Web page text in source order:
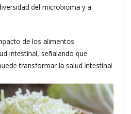
del microbioma y a
de los alimentos
intestinal, señalando que
transformar la salud intestinal